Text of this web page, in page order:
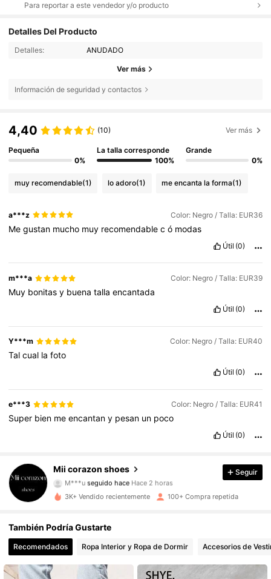
Para reportar a este vendedor y/o producto
Detalles Del Producto
Detalles: ANUDADO
Ver más
Información de seguridad y contactos
4,40 (10) Ver más
Pequeña
0%
La talla corresponde
100%
Grande
0%
muy recomendable(1) lo adoro(1) me encanta la forma(1)
a***z Color: Negro / Talla: EUR36
Megustan mucho muy recomendablecó modas
Útil (0)
m***a Color: Negro / Talla: EUR39
Muy bonitasy buenatallaencantada
Útil (0)
Y***m Color: Negro / Talla: EUR40
Talcual lafoto
Útil (0)
e***3 Color: Negro / Talla: EUR41
Super bien meencantany pesan un poco
Útil (0)
Mii corazon shoes
M***u seguido hace
m***lestá navegando
4,75
663 Seguidores
4,75 663 Seguidores
663 Seguidores
Seguir
3K+ Vendido recientemente 100+ Compra repetida
También Podría Gustarte
Recomendados Ropa Interior y Ropa de Dormir Accesorios de